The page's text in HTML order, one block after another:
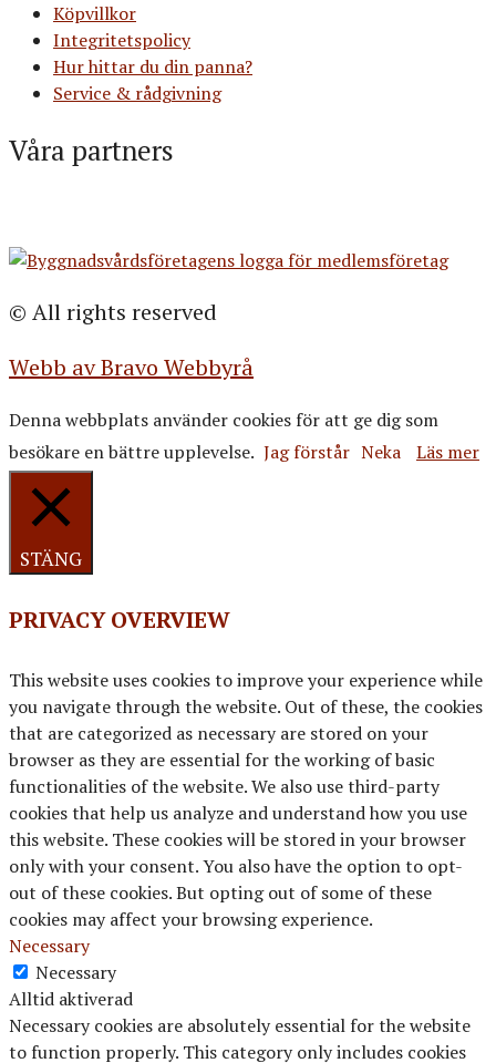
Köpvillkor
Integritetspolicy
Hur hittar du din panna?
Service & rådgivning
Våra partners
© All rights reserved
Webb av Bravo Webbyrå
Denna webbplats använder cookies för att ge dig som
besökare en bättre upplevelse. Jag förstår Neka Läs mer
STÄNG
PRIVACY OVERVIEW
This website uses cookies to improve your experience while
you navigate through the website. Out of these, the cookies
that are categorized as necessary are stored on your
browser as they are essential for the working of basic
functionalities of the website. We also use third-party
cookies that help us analyze and understand how you use
this website. These cookies will be stored in your browser
only with your consent. You also have the option to opt-
out of these cookies. But opting out of some of these
cookies may affect your browsing experience.
Necessary
Necessary
Alltid aktiverad
Necessary cookies are absolutely essential for the website
to function properly. This category only includes cookies